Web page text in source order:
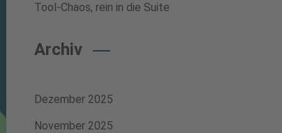
Tool-Chaos, rein in die Suite
Archiv
Dezember 2025
November 2025